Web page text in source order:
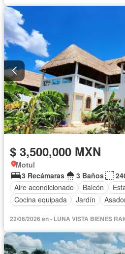
$ 3,500,000 MXN
Motul
3 Recámaras
3 Baños
Aire acondicionado
Balcón
Cocina equipada
Jardín
22/06/2026 en - LUNA VISTA BIENES